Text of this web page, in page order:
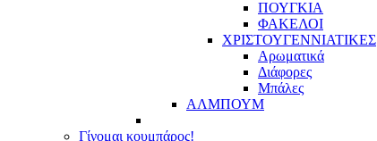
ΠΟΥΓΚΙΑ
ΦΑΚΕΛΟΙ
ΧΡΙΣΤΟΥΓΕΝΝΙΑΤΙΚΕΣ
Αρωματικά
Διάφορες
Μπάλες
ΑΛΜΠΟΥΜ
Γίνομαι κουμπάρος!